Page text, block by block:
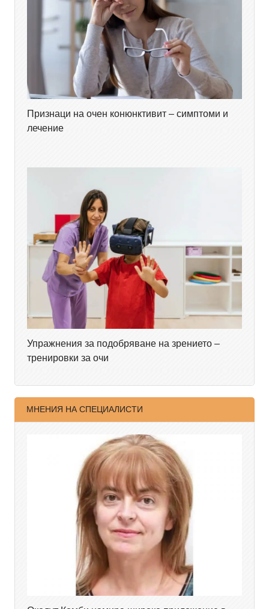
Признаци на очен конюнктивит – симптоми и
лечение
Упражнения за подобряване на зрението –
тренировки за очи
МНЕНИЯ НА СПЕЦИАЛИСТИ